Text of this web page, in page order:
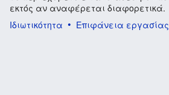
εκτός αν αναφέρεται διαφορετικά.
Ιδιωτικότητα
Επιφάνεια εργασίας